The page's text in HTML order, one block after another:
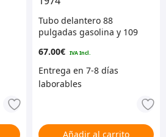
Tubo delantero 88
pulgadas gasolina y 109
1974
67.00€
Añadir al carrito